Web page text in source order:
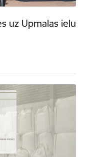
uz Upmalas ielu